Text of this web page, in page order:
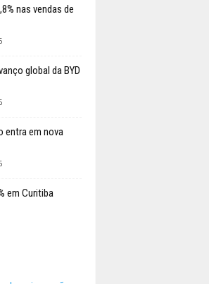
nas vendas de
global da BYD
entra em nova
em Curitiba